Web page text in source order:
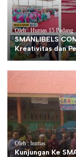
Oleh : Humas 15 Padang
SMANLIBELS
Kreativitas dan
Oleh : humas
Kunjungan Ke